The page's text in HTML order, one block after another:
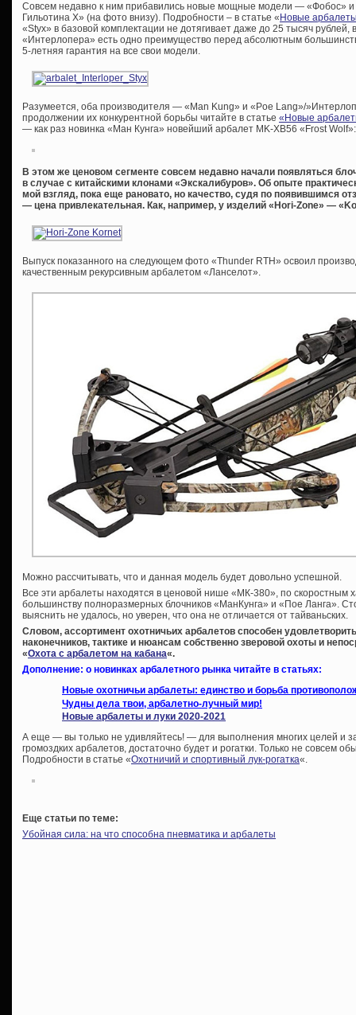
Совсем недавно к ним прибавились новые мощные модели — «Фобос» и
Гильотина Х» (на фото внизу). Подробности – в статье « Новые
«Styx» в базовой комплектации не дотягивает даже до 25 тысяч
«Интерлопера» есть одно преимущество перед абсолютным
5-летняя гарантия на все свои модели.
Разумеется, оба производителя — «Man Kung» и «Poe Lang»/
продолжении их конкурентной борьбы читайте в статье «Новые
— как раз новинка «Ман Кунга» новейший арбалет MK-XB56 «Frost Wolf»:
В этом же ценовом сегменте совсем недавно начали появляться
в случае с китайскими клонами «Экскалибуров». Об опыте
мой взгляд, пока еще рановато, но качество, судя по появившимся
— цена привлекательная. Как, например, у изделий «Hori-Zone» —
Выпуск показанного на следующем фото «Thunder RTH» освоил
качественным рекурсивным арбалетом «Ланселот».
Можно рассчитывать, что и данная модель будет довольно успешной.
Все эти арбалеты находятся в ценовой нише «МК-380», по скоростным
большинству полноразмерных блочников «МанКунга» и «Пое Ланга».
выяснить не удалось, но уверен, что она не отличается от тайваньских.
Словом, ассортимент охотничьих арбалетов способен
наконечников, тактике и нюансам собственно зверовой охоты и
«Охота с арбалетом на кабана«.
Дополнение: о новинках арбалетного рынка читайте в статьях:
Новые охотничьи арбалеты: единство и борьба
Чудны дела твои, арбалетно-лучный мир!
Новые арбалеты и луки 2020-2021
А еще — вы только не удивляйтесь! — для выполнения многих целей и
громоздких арбалетов, достаточно будет и рогатки. Только не совсем
Подробности в статье «Охотничий и спортивный лук-рогатка«.
Еще статьи по теме:
Убойная сила: на что способна пневматика и арбалеты